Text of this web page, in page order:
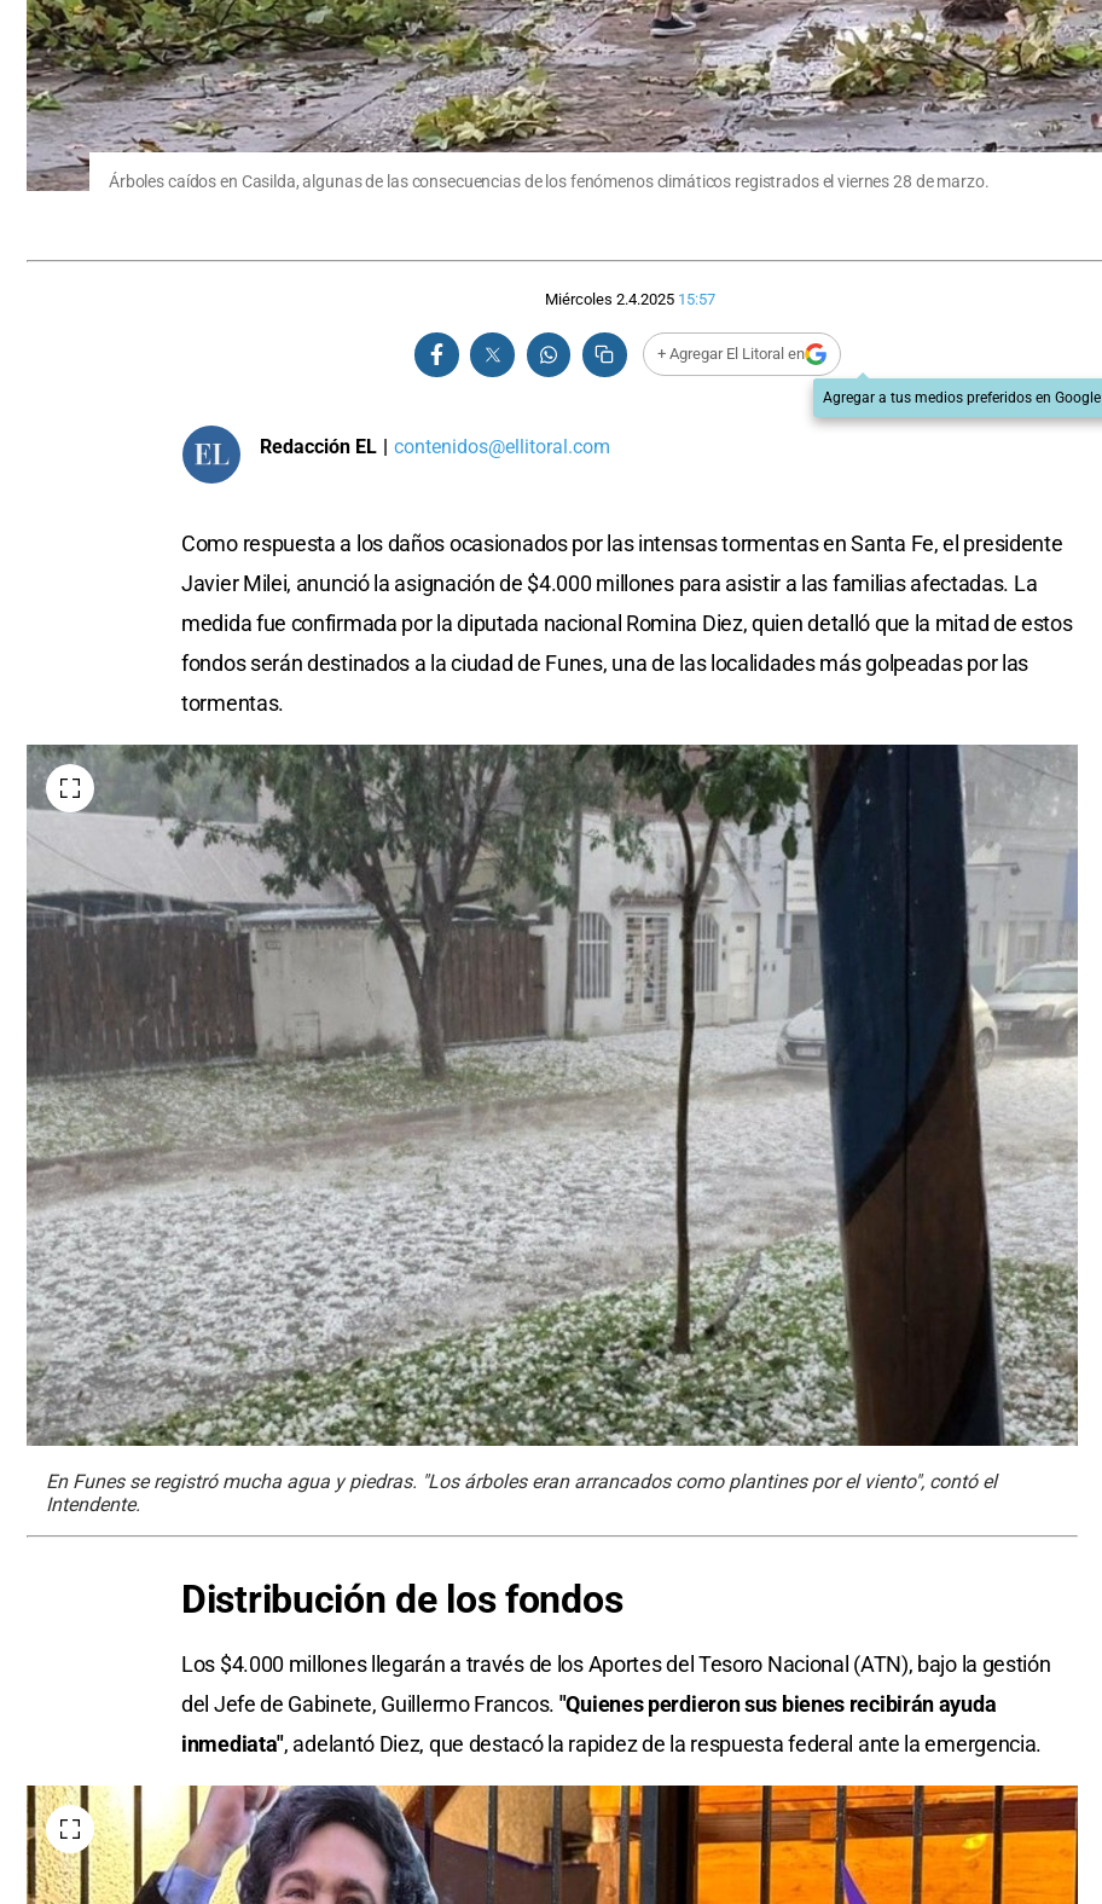
Árboles caídos en Casilda, algunas de las consecuencias de los fenómenos climáticos registrados el viernes 28 de marzo.
Miércoles 2.4.2025 15:57
+ Agregar El Litoral en
Agregar a tus medios preferidos en Google
Redacción EL | contenidos@ellitoral.com
Como respuesta a los daños ocasionados por las intensas tormentas en Santa Fe, el presidente
Javier Milei, anunció la asignación de $4.000 millones para asistir a las familias afectadas. La
medida fue confirmada por la diputada nacional Romina Diez, quien detalló que la mitad de estos
fondos serán destinados a la ciudad de Funes, una de las localidades más golpeadas por las
tormentas.
En Funes se registró mucha agua y piedras. "Los árboles eran arrancados como plantines por el viento", contó el
Intendente.
Distribución de los fondos
Los $4.000 millones llegarán a través de los Aportes del Tesoro Nacional (ATN), bajo la gestión
del Jefe de Gabinete, Guillermo Francos. "Quienes perdieron sus bienes recibirán ayuda
inmediata", adelantó Diez, que destacó la rapidez de la respuesta federal ante la emergencia.